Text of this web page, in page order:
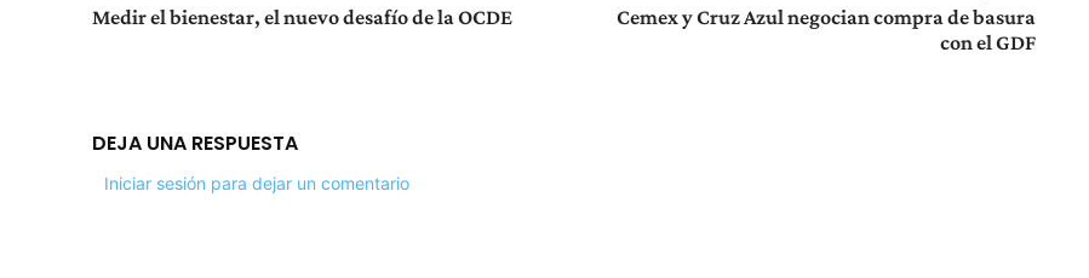
Medir el bienestar, el nuevo desafío de la OCDE
Cemex y Cruz Azul negocian compra de basura
con el GDF
DEJA UNA RESPUESTA
Iniciar sesión para dejar un comentario